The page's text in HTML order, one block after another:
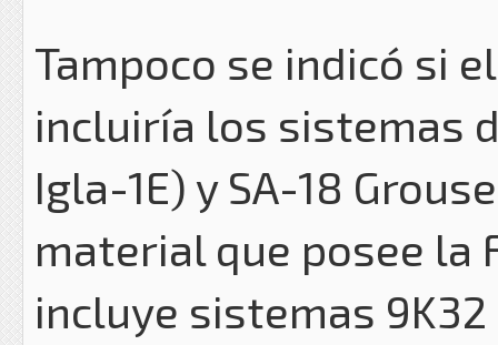
Tampoco se indicó si
incluiría los sistemas
Igla-1E) y SA-18
material que posee la
incluye sistemas 9K32